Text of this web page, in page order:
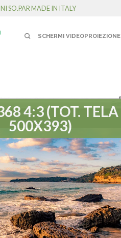
SO.PAR MADE IN ITALY
SCHERMI VIDEOPROIEZIONE
4:3 (TOT. TELA
500X393)